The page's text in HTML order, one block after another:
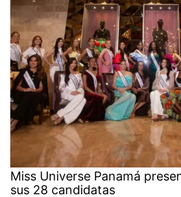
Miss Universe Panamá
sus 28 candidatas